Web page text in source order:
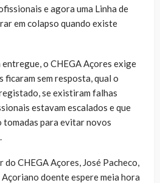
e agora uma Linha de
em colapso quando existe
o CHEGA Açores exige
ficaram sem resposta, qual o
se existiram falhas
estavam escalados e que
tomadas para evitar novos
CHEGA Açores, José Pacheco,
Açoriano doente espere meia hora